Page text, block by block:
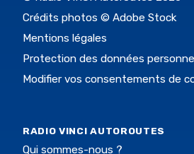
Crédits photos © Adobe Stock
Mentions légales
Protection des données
Modifier vos consentements de
RADIO VINCI AUTOROUTES
Qui sommes-nous ?